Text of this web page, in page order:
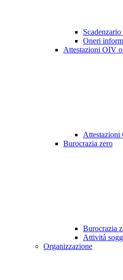
Oneri
Attestazioni OIV o
Attestazioni
Burocrazia zero
Burocrazia
Attività
Organizzazione